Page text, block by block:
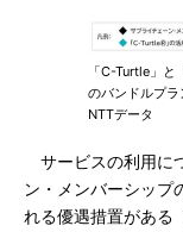
「C-Turtle」と
のバンドルプラ
NTTデータ
サービスの利用に
ン・メンバーシップ
れる優遇措置がある